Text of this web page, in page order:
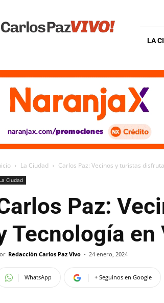
Vivo
LA
La Ciudad Carlos Paz: Vecinos y turistas
La Ciudad
Paz:
Tecnología en
Redacción Carlos Paz Vivo - 24 enero, 2024
WhatsApp + Seguinos en Google